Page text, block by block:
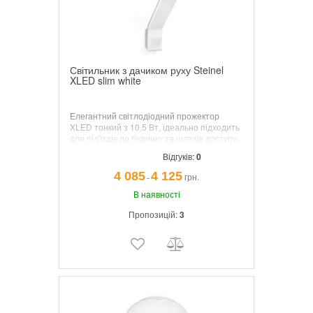
Світильник з дачиком руху Steinel
XLED slim white
Елегантний світлодіодний прожектор
XLED тонкий з 10,5 Вт, ідеально підходить
для під'їздів до будинку та шляхів доступу,
з надзвичайно низьким споживанням
енергії, до 8 м датчика, повороту
(горизонталі) до + -30 °.
Відгуків:0
4 085¯4 125грн.
В наявності
Пропозицій:3